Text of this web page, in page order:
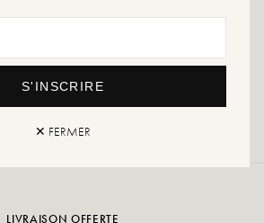
LIVRAISON OFFERTE
S'INSCRIRE
✕ FERMER